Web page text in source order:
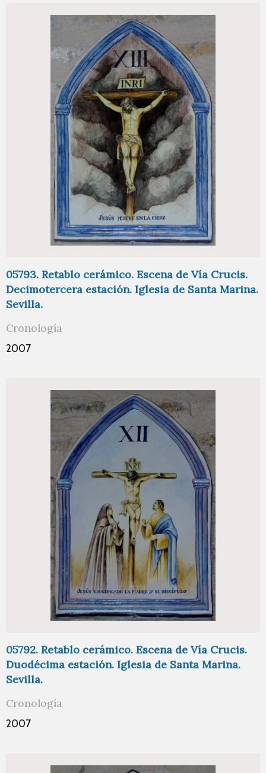
05793. Retablo cerámico. Escena de Vía Crucis.
Decimotercera estación. Iglesia de Santa Marina.
Sevilla.
Cronología
2007
05792. Retablo cerámico. Escena de Vía Crucis.
Duodécima estación. Iglesia de Santa Marina.
Sevilla.
Cronología
2007